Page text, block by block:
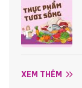
XEM THÊM